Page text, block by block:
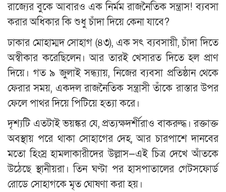
রাজ্যের বুকে আবারও এক নির্মম রাজনৈতিক সন্ত্রাস! ব্যবসা
করার অধিকার কি শুধু চাঁদা দিয়ে কেনা যাবে?
ঢাকার মোহাম্মদ সোহাগ (৪৩), এক সৎ ব্যবসায়ী, চাঁদা দিতে
অস্বীকার করেছিলেন। আর তারই খেসারত দিতে হল প্রাণ
দিয়ে। গত ৯ জুলাই সন্ধ্যায়, নিজের ব্যবসা প্রতিষ্ঠান থেকে
ফেরার সময়, একদল রাজনৈতিক সন্ত্রাসী তাঁকে রাস্তার উপর
ফেলে পাথর দিয়ে পিটিয়ে হত্যা করে।
দৃশ্যটি এতটাই ভয়ঙ্কর যে, প্রত্যক্ষদর্শীরাও বাকরুদ্ধ। রক্তাক্ত
অবস্থায় পরে থাকা সোহাগের দেহ, আর চারপাশে দানবের
মতো হিংস্র হামলাকারীদের উল্লাস—এই চিত্র দেখে আঁতকে
উঠেছে স্থানীয়রা। তিন ঘণ্টা পর হাসপাতালের গেটসফোর্ড
রোডে সোহাগকে মৃত ঘোষণা করা হয়।